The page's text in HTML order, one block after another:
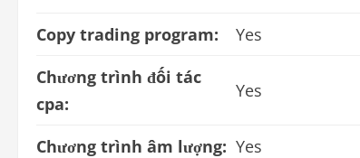
Copy trading program:
Yes
Chương trình đối tác
cpa:
Yes
Chương trình âm lượng: Yes